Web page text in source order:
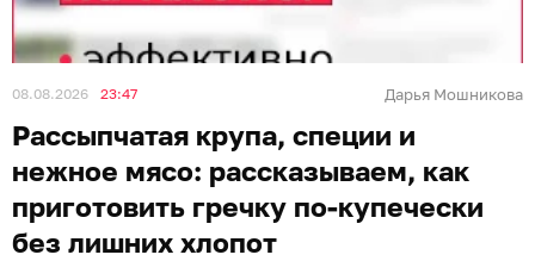
08.08.2026 23:47 Дарья Мошникова
Рассыпчатая крупа, специи и
нежное мясо: рассказываем, как
приготовить гречку по-купечески
без лишних хлопот